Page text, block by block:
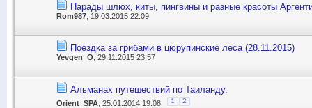
Парады шлюх, киты, пингвины и разные красоты
Rom987 , 19.03.2015 22:09
Поездка за грибами в цюрупинские леса (28.11.2015)
Yevgen_O , 29.11.2015 23:57
Альманах путешествий по Таиланду.
Orient_SPA , 25.01.2014 19:08 1 2